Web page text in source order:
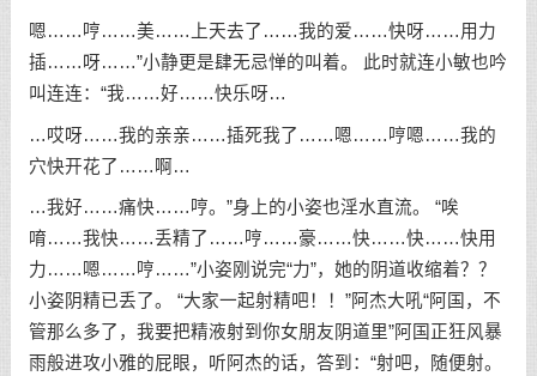
嗯……哼……美……上天去了……我的爱……快呀……用力
插……呀……”小静更是肆无忌惮的叫着。 此时就连小敏也吟
叫连连：“我……好……快乐呀…
…哎呀……我的亲亲……插死我了……嗯……哼嗯……我的
穴快开花了……啊…
…我好……痛快……哼。”身上的小姿也淫水直流。 “唉
唷……我快……丢精了……哼……豪……快……快……快用
力……嗯……哼……”小姿刚说完“力”，她的阴道收缩着？？
小姿阴精已丢了。 “大家一起射精吧！！”阿杰大吼“阿国，不
管那么多了，我要把精液射到你女朋友阴道里”阿国正狂风暴
雨般进攻小雅的屁眼，听阿杰的话，答到：“射吧，随便射。